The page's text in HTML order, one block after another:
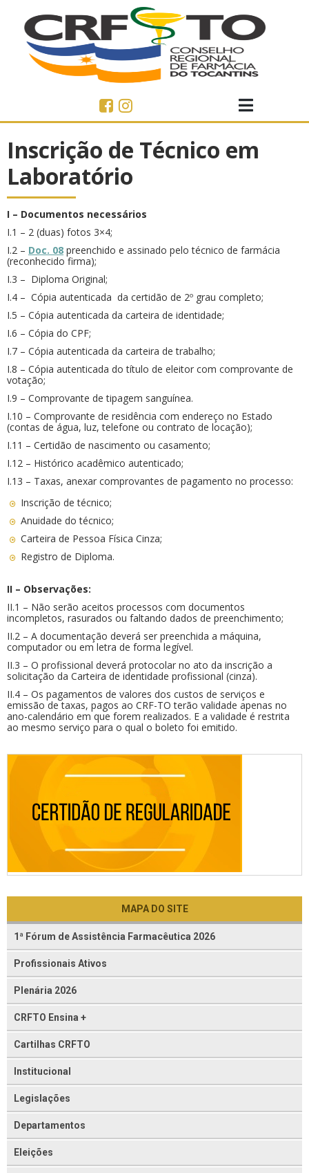
MAPA DO SITE
1ª Fórum de Assistência Farmacêutica 2026
Profissionais Ativos
Plenária 2026
CRFTO Ensina +
Cartilhas CRFTO
Institucional
Legislações
Departamentos
Eleições
Inscrição de Técnico em
Laboratório
I – Documentos necessários
I.1 – 2 (duas) fotos 3×4;
I.2 – Doc. 08 preenchido e assinado pelo técnico de farmácia
(reconhecido firma);
I.3 – Diploma Original;
I.4 – Cópia autenticada da certidão de 2º grau completo;
I.5 – Cópia autenticada da carteira de identidade;
I.6 – Cópia do CPF;
I.7 – Cópia autenticada da carteira de trabalho;
I.8 – Cópia autenticada do título de eleitor com comprovante de
votação;
I.9 – Comprovante de tipagem sanguínea.
I.10 – Comprovante de residência com endereço no Estado
(contas de água, luz, telefone ou contrato de locação);
I.11 – Certidão de nascimento ou casamento;
I.12 – Histórico acadêmico autenticado;
I.13 – Taxas, anexar comprovantes de pagamento no processo:
Inscrição de técnico;
Anuidade do técnico;
Carteira de Pessoa Física Cinza;
Registro de Diploma.
II – Observações:
II.1 – Não serão aceitos processos com documentos
incompletos, rasurados ou faltando dados de preenchimento;
II.2 – A documentação deverá ser preenchida a máquina,
computador ou em letra de forma legível.
II.3 – O profissional deverá protocolar no ato da inscrição a
solicitação da Carteira de identidade profissional (cinza).
II.4 – Os pagamentos de valores dos custos de serviços e
emissão de taxas, pagos ao CRF-TO terão validade apenas no
ano-calendário em que forem realizados. E a validade é restrita
ao mesmo serviço para o qual o boleto foi emitido.